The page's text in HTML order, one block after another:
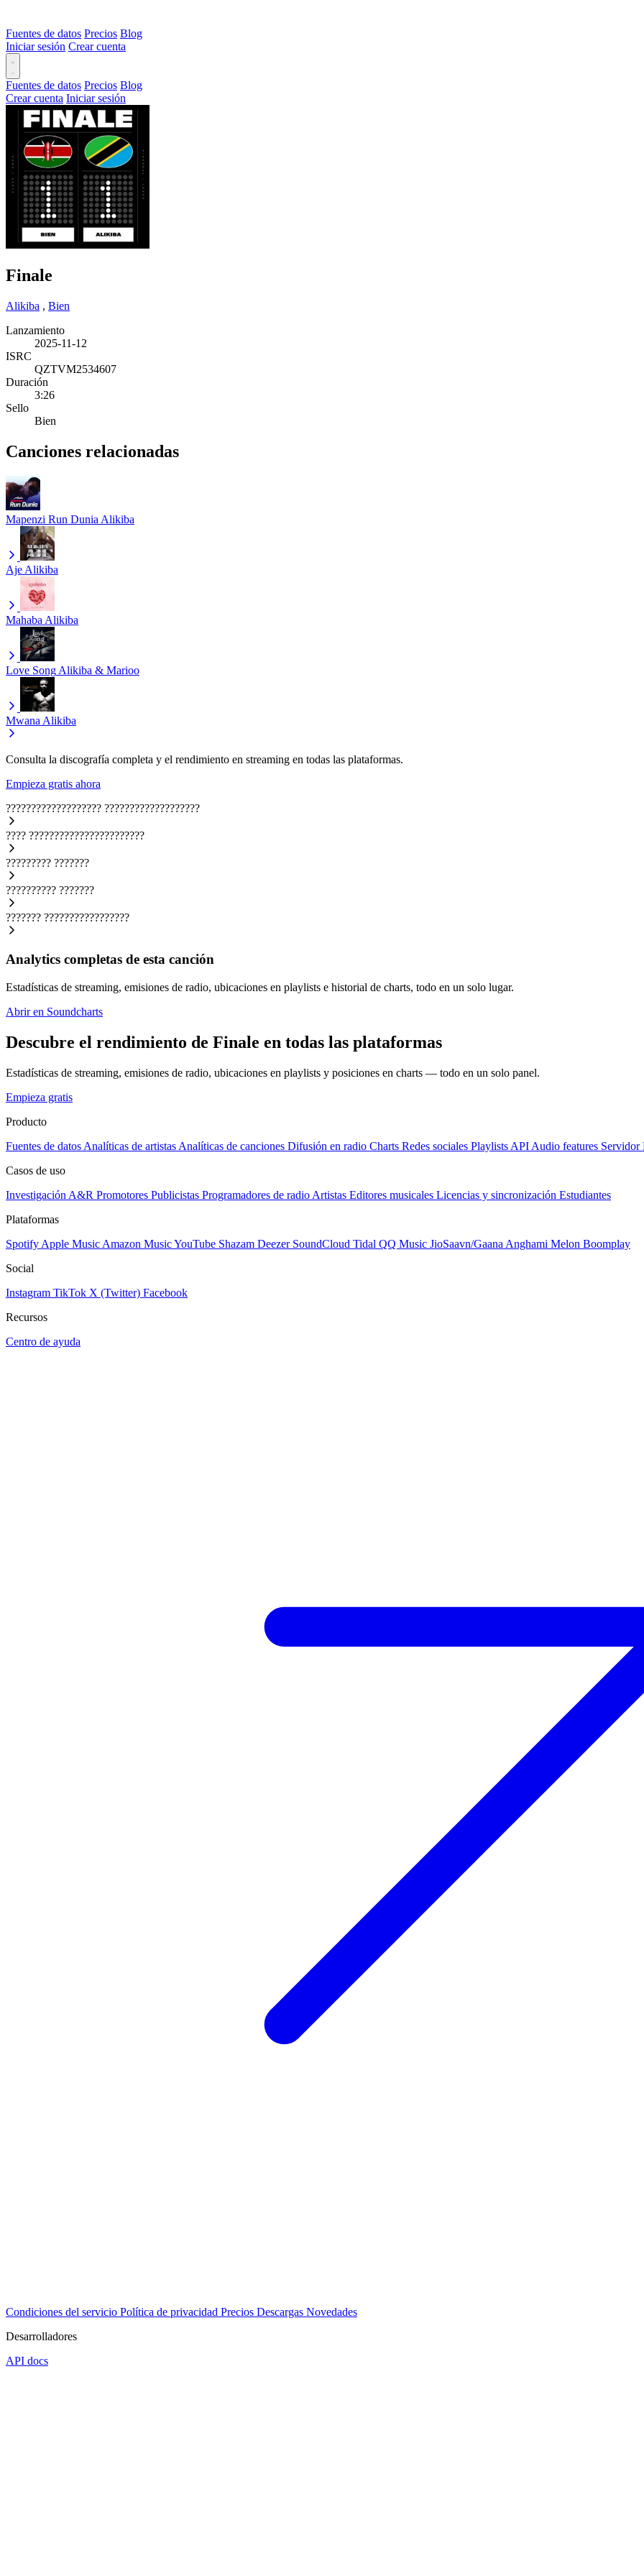
Fuentes de datos Precios Blog
Iniciar sesión Crear cuenta
Fuentes de datos Precios Blog
Crear cuenta Iniciar sesión
Finale
Alikiba , Bien
Lanzamiento
2025-11-12
ISRC
QZTVM2534607
Duración
3:26
Sello
Bien
Canciones relacionadas
Mapenzi Run Dunia Alikiba
Aje Alikiba
Mahaba Alikiba
Love Song Alikiba & Marioo
Mwana Alikiba
Consulta la discografía completa y el rendimiento en streaming en todas las plataformas.
Empieza gratis ahora
??????????????????? ???????????????????
???? ???????????????????????
????????? ???????
?????????? ???????
??????? ?????????????????
Analytics completas de esta canción
Estadísticas de streaming, emisiones de radio, ubicaciones en playlists e historial de charts, todo en un solo lugar.
Abrir en Soundcharts
Descubre el rendimiento de Finale en todas las plataformas
Estadísticas de streaming, emisiones de radio, ubicaciones en playlists y posiciones en charts — todo en un solo panel.
Empieza gratis
Producto
Fuentes de datos Analíticas de artistas Analíticas de canciones Difusión en radio Charts Redes sociales Playlists API Audio features Servidor
Casos de uso
Investigación A&R Promotores Publicistas Programadores de radio Artistas Editores musicales Licencias y sincronización Estudiantes
Plataformas
Spotify Apple Music Amazon MusicYouTube Shazam Deezer SoundCloud Tidal QQ Music JioSaavn/Gaana Anghami Melon Boomplay
Social
Instagram TikTok X (Twitter) Facebook
Recursos
Centro de ayuda
Condiciones del servicio Política de privacidad Precios Descargas Novedades
Desarrolladores
API docs